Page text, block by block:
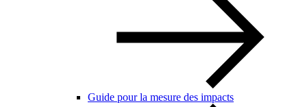
Guide pour la mesure des impacts